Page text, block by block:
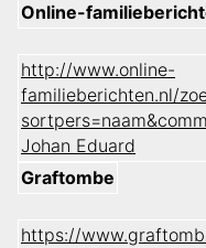
Online-
http://www.online-
familieberichten.nl/
Johan Eduard
Graftombe
https://